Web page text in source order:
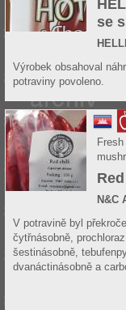
se
Výrobek obsahoval
potraviny povoleno.
N&C
V potravině byl
čytřnásobně,
šestinásobně,
dvanáctinásobně a